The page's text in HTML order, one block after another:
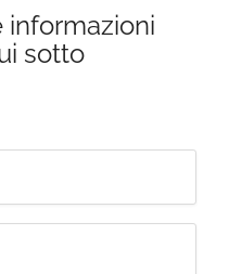
informazioni
sotto